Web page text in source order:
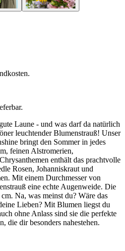
Laune - und was darf da natürlich
leuchtender Blumenstrauß! Unser
bringt den Sommer in jedes
feinen Alstromerien,
enthält das prachtvolle
Rosen, Johanniskraut und
Mit einem Durchmesser von
eine echte Augenweide. Die
Na, was meinst du? Wäre das
Lieben? Mit Blumen liegst du
ohne Anlass sind sie die perfekte
die dir besonders nahestehen.